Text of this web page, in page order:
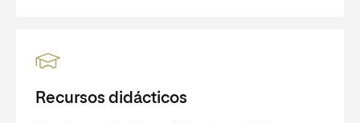
Recursos didácticos